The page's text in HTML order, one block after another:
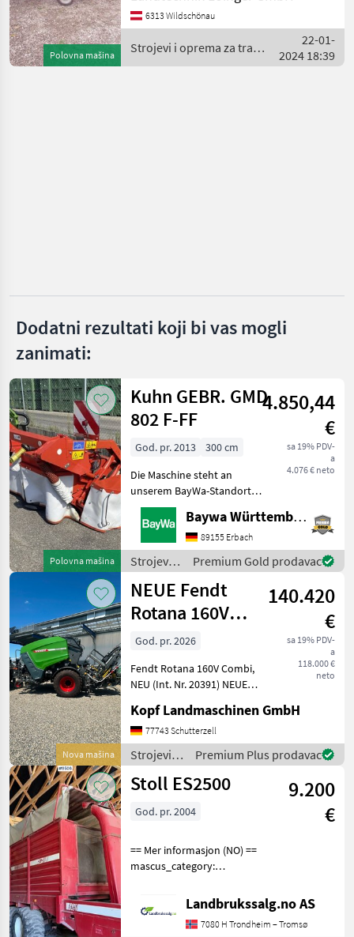
Molon
SIP
trgovaca
Polovna mašina
6313 Wildschönau
Strojevi i oprema za travu
i baliranje / Avant
22-01-
2024 18:39
Dodatni rezultati koji bi vas mogli
zanimati:
Polovna mašina
Kuhn GEBR. GMD
802 F-FF
4.850,44
€
sa 19% PDV-
a
4.076 € neto
God. pr. 2013
300 cm
Die Maschine steht an
unserem BayWa-Standort
in DE-88214
Ravensburg.Gerne steht
Ihnen Herr Schmid unter
Tel.: 0151 1610 3978 für Ihre
Anfrage zur
Verfügung!Kuhn GMD
Baywa Württemberg
89155 Erbach
Strojevi i
oprema
za travu i
baliranje
/ Kuhn
Premium Gold prodavac
Nova mašina
NEUE Fendt
Rotana 160V
Combi
Rundballenpresse,
i
140.420
€
sa 19% PDV-
a
118.000 €
neto
God. pr. 2026
Fendt Rotana 160V Combi,
NEU (Int. Nr. 20391) NEUE
Typ Rotana 160V Combi
Baujahr 2026 40km/h Netz-
und Folienbindung,
integrierte Wickelein
Kopf Landmaschinen GmbH
77743 Schutterzell
Strojevi i
oprema
za travu i
Fendt
Premium Plus prodavac
Stoll ES2500
9.200
€
God. pr. 2004
== Mer informasjon (NO) ==
mascus_category:
provide reference number
upon request: 9506 See
en.landbrukssalg.no/9506
Landbrukssalg.no AS
7080 H Trondheim – Tromsø